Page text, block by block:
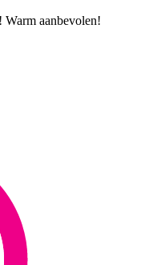
aanbevolen!